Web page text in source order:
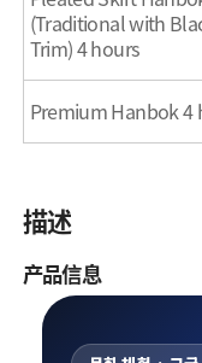
(Traditional with
Trim) 4 hours
Premium Hanbok 4
描述
产品信息